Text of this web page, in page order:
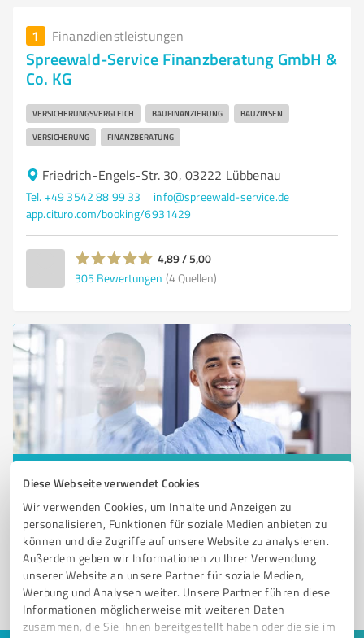
Diese Webseite verwendet Cookies
Wir verwenden Cookies, um Inhalte und Anzeigen zu
personalisieren, Funktionen für soziale Medien anbieten zu
können und die Zugriffe auf unsere Website zu analysieren.
Außerdem geben wir Informationen zu Ihrer Verwendung
unserer Website an unsere Partner für soziale Medien,
Werbung und Analysen weiter. Unsere Partner führen diese
Informationen möglicherweise mit weiteren Daten
zusammen, die Sie ihnen bereitgestellt haben oder die sie im
1 Finanzdienstleistungen
Spreewald-Service Finanzberatung GmbH &
Co. KG
VERSICHERUNGSVERGLEICH BAUFINANZIERUNG BAUZINSEN
VERSICHERUNG FINANZBERATUNG
Friedrich-Engels-Str. 30, 03222 Lübbenau
Tel. +49 3542 88 99 33
info@spreewald-service.de
app.cituro.com/booking/6931429
4,89 / 5,00
305 Bewertungen (4 Quellen)
Sie möchten auch hier gelistet werden?
Registrieren Sie sich jetzt und werden Sie ein von
Kunden empfohlener ProvenExpert!
1